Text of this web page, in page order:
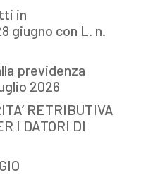
in
giugno con L. n.
previdenza
2026
RETRIBUTIVA
I DATORI DI